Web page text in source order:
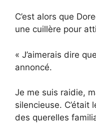
C’est alors que
une cuillère pour
« J’aimerais dire
annoncé.
Je me suis raidie,
silencieuse. C’était
des querelles